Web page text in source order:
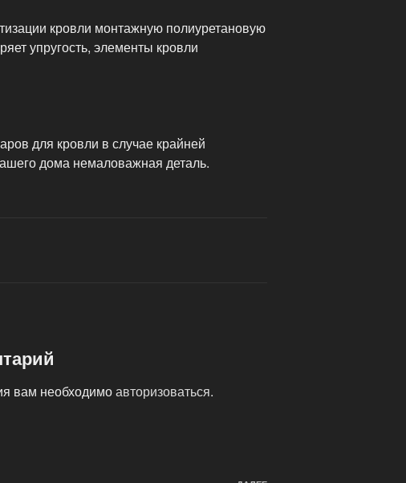
кровли монтажную полиуретановую
упругость, элементы кровли
для кровли в случае крайней
дома немаловажная деталь.
вам необходимоавторизоваться.